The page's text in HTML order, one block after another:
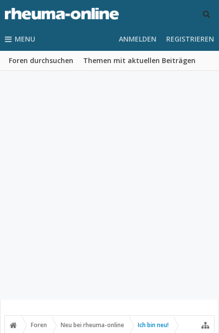
MENU
Foren durchsuchen Themen mit aktuellen Beiträgen
ANMELDEN REGISTRIEREN
Foren Neu bei rheuma-online Ich bin neu!